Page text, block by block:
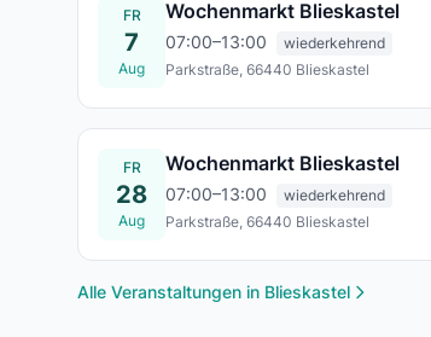
FR
7
Aug
Wochenmarkt Blieskastel
07:00–13:00
wiederkehrend
Parkstraße, 66440 Blieskastel
FR
28
Aug
Wochenmarkt Blieskastel
07:00–13:00
wiederkehrend
Parkstraße, 66440 Blieskastel
Alle Veranstaltungen in Blieskastel